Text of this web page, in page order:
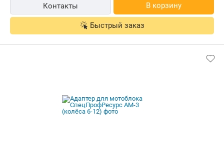
Контакты В корзину
Быстрый заказ